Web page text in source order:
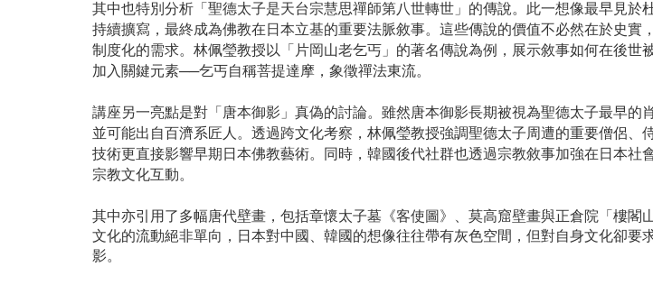
其中也特別分析「聖德太子是天台宗慧思禪師第八世轉世」的傳說。此一想像最早見於
持續擴寫，最終成為佛教在日本立基的重要法脈敘事。這些傳說的價值不必然在於史
制度化的需求。 林佩瑩教授以「片岡山老乞丐」的著名傳說為例，展示敘事如何在後
加入關鍵元素──乞丐自稱菩提達摩，象徵禪法東流。
講座另一亮點是對「唐本御影」真偽的討論。雖然唐本御影長期被視為聖德太子最早的
並可能出自百濟系匠人。 透過跨文化考察，林佩瑩教授強調聖德太子周遭的重要僧侶
技術更直接影響早期日本佛教藝術。同時，韓國後代社群也透過宗教敘事加強在日本社
宗教文化互動。
其中亦引用了多幅唐代壁畫，包括章懷太子墓《客使圖》、莫高窟壁畫與正倉院「樓閣
文化的流動絕非單向，日本對中國、韓國的想像往往帶有灰色空間，但對自身文化卻
影。